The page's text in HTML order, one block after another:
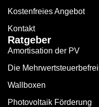
Kostenfreies Angebot
Kontakt
Ratgeber
Amortisation der PV
Die
Wallboxen
Photovoltaik Förderung